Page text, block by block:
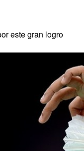
este gran logro